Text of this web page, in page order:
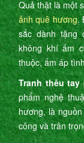
Quả thật là một
ảnh quê hương.
sắc dành tặng
không khí ấm
thuộc, ấm áp
Tranh thêu
phẩm nghệ
hương, là
công và trân